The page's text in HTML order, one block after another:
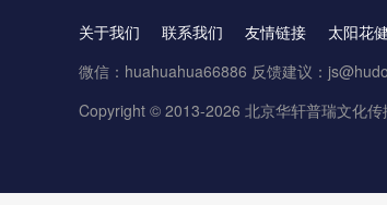
关于我们 联系我们 友情链接 太阳花
微信：huahuahua66886 反馈建议：
Copyright © 2013-2026 北京华轩普瑞文化